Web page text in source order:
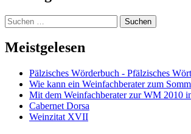
Suchen
nach:
Meistgelesen
Pälzisches Wörderbuch - Pfälzisches
Wie kann ein Weinfachberater zum
Mit dem Weinfachberater zur WM 2010
Cabernet Dorsa
Weinzitat XVII